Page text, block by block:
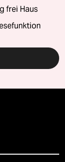
frei Haus